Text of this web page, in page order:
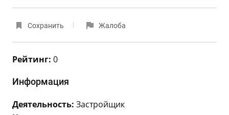
Сохранить Жалоба
Рейтинг: 0
Информация
Деятельность: Застройщик